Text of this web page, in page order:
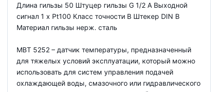
Длина гильзы 50 Штуцер гильзы G 1/2 A Выходной
сигнал 1 x Pt100 Класс точности B Штекер DIN B
Материал гильзы нерж. сталь
MBT 5252 – датчик температуры, предназначенный
для тяжелых условий эксплуатации, который можно
использовать для систем управления подачей
охлаждающей воды, смазочного или гидравлического